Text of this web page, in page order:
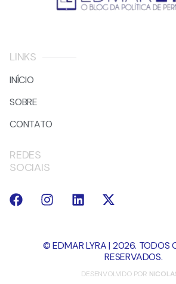
LINKS
INÍCIO
SOBRE
CONTATO
REDES
SOCIAIS
© EDMAR LYRA | 2026. TODOS
RESERVADOS.
DESENVOLVIDO POR